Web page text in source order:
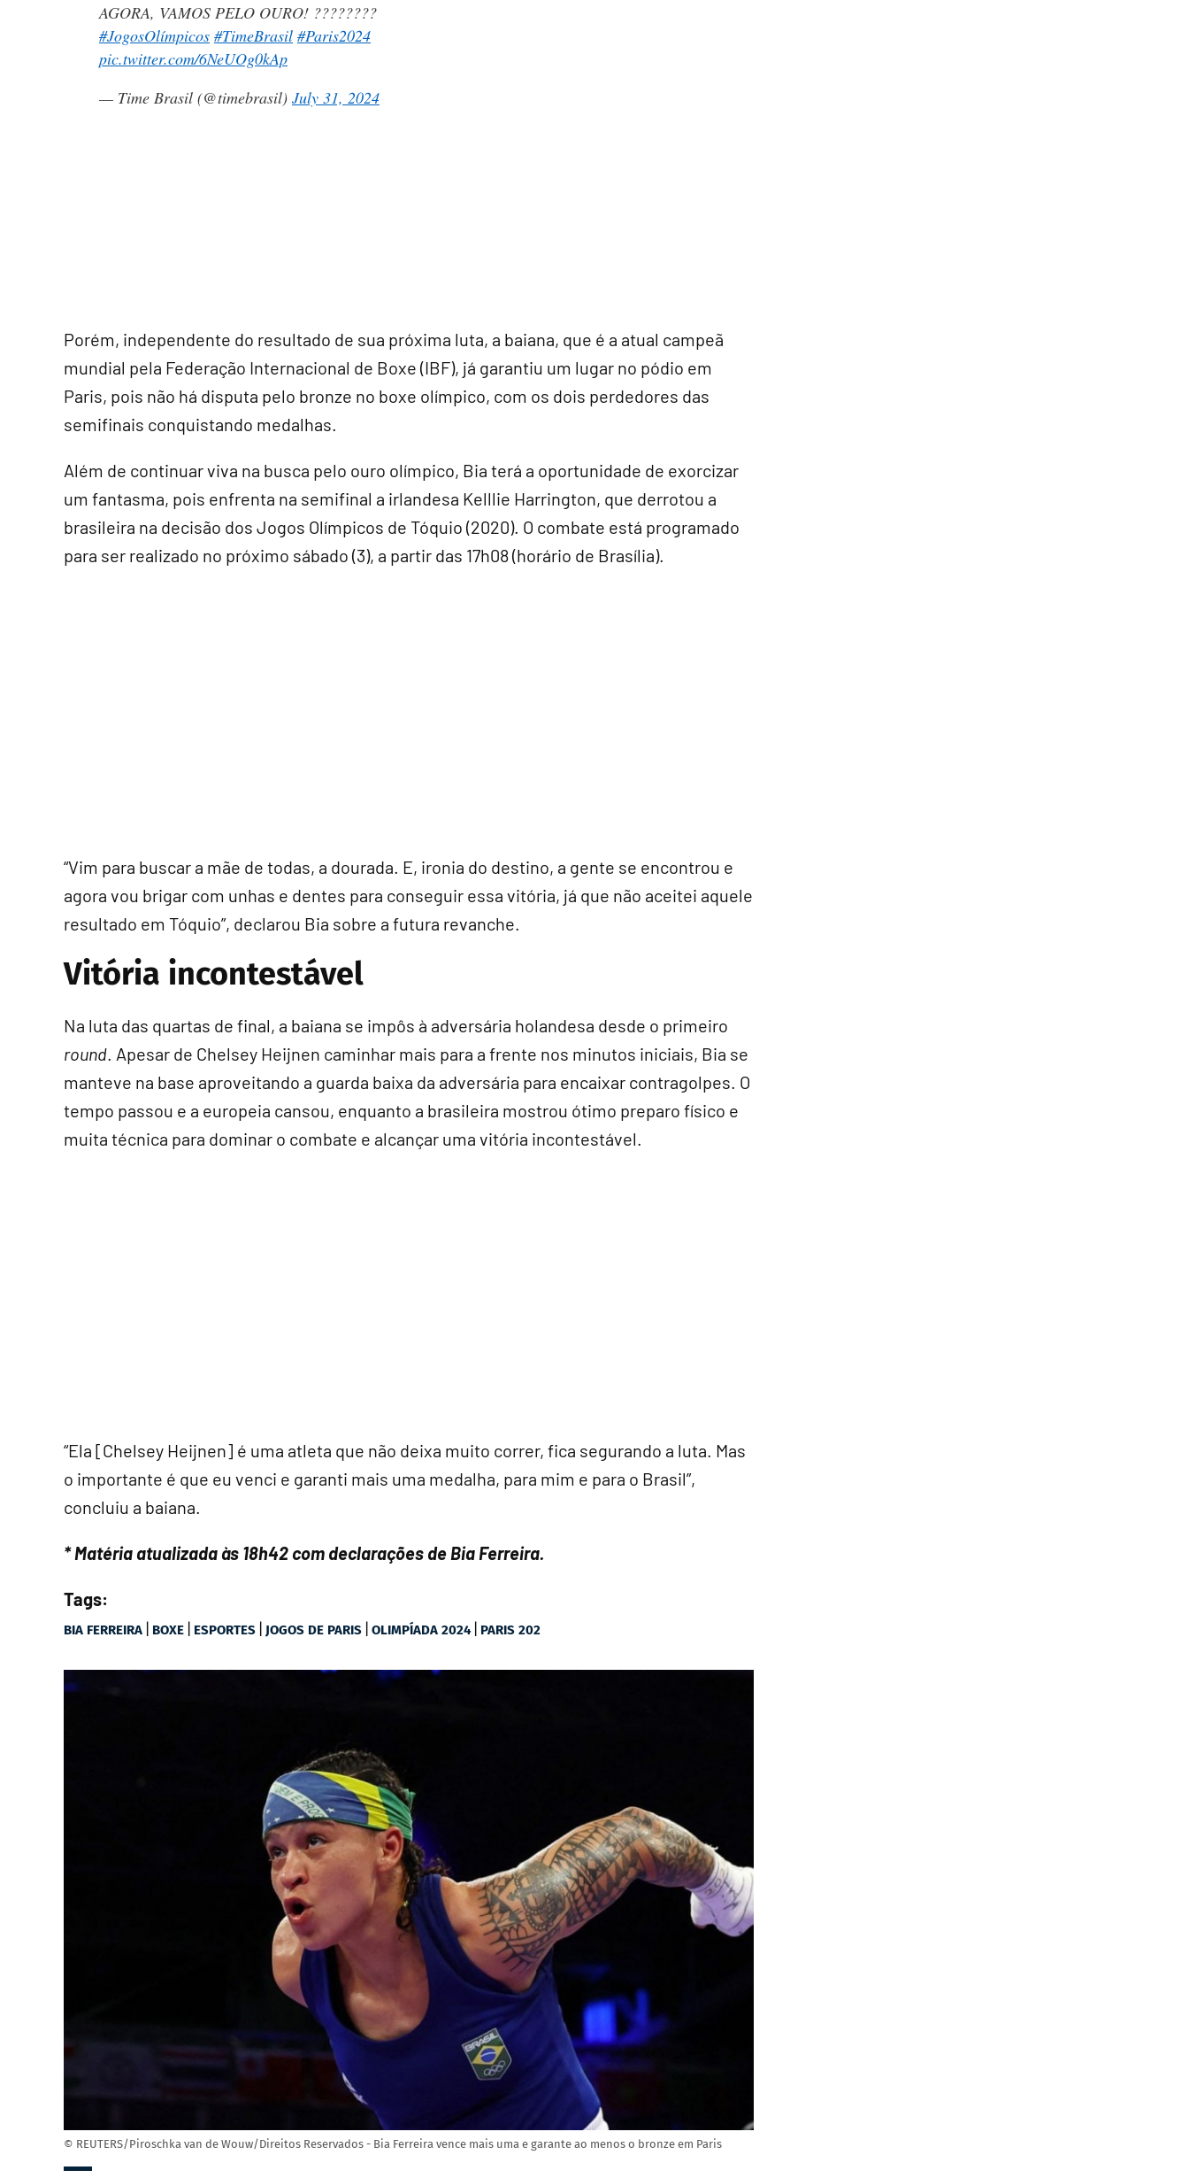
AGORA, VAMOS PELO OURO! ????????
#JogosOlímpicos #TimeBrasil #Paris2024
pic.twitter.com/6NeUOg0kAp
— Time Brasil (@timebrasil) July 31, 2024
Porém, independente do resultado de sua próxima luta, a baiana, que é a atual campeã
mundial pela Federação Internacional de Boxe (IBF), já garantiu um lugar no pódio em
Paris, pois não há disputa pelo bronze no boxe olímpico, com os dois perdedores das
semifinais conquistando medalhas.
Além de continuar viva na busca pelo ouro olímpico, Bia terá a oportunidade de exorcizar
um fantasma, pois enfrenta na semifinal a irlandesa Kelllie Harrington, que derrotou a
brasileira na decisão dos Jogos Olímpicos de Tóquio (2020). O combate está programado
para ser realizado no próximo sábado (3), a partir das 17h08 (horário de Brasília).
“Vim para buscar a mãe de todas, a dourada. E, ironia do destino, a gente se encontrou e
agora vou brigar com unhas e dentes para conseguir essa vitória, já que não aceitei aquele
resultado em Tóquio”, declarou Bia sobre a futura revanche.
Vitória incontestável
Na luta das quartas de final, a baiana se impôs à adversária holandesa desde o primeiro
round. Apesar de Chelsey Heijnen caminhar mais para a frente nos minutos iniciais, Bia se
manteve na base aproveitando a guarda baixa da adversária para encaixar contragolpes. O
tempo passou e a europeia cansou, enquanto a brasileira mostrou ótimo preparo físico e
muita técnica para dominar o combate e alcançar uma vitória incontestável.
“Ela [Chelsey Heijnen] é uma atleta que não deixa muito correr, fica segurando a luta. Mas
o importante é que eu venci e garanti mais uma medalha, para mim e para o Brasil”,
concluiu a baiana.
* Matéria atualizada às 18h42 com declarações de Bia Ferreira.
Tags:
BIA FERREIRA | BOXE | ESPORTES | JOGOS DE PARIS | OLIMPÍADA 2024| PARIS 202
© REUTERS/Piroschka van de Wouw/Direitos Reservados - Bia Ferreira vence mais uma e garante ao menos o bronze em Paris